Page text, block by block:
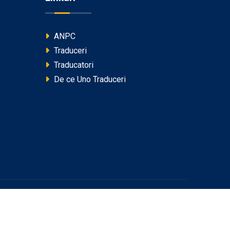
ANPC
Traduceri
Traducatori
De ce Uno Traduceri